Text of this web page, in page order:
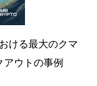
ける最大のクマ
ウトの事例